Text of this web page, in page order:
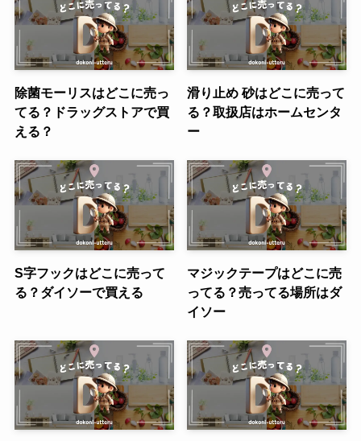
除菌モーリスはどこに売っ
てる？ドラッグストアで買
える？
滑り止め 砂はどこに売って
る？取扱店はホームセンタ
ー
S字フックはどこに売って
る？ダイソーで買える
マジックテープはどこに売
ってる？売ってる場所はダ
イソー